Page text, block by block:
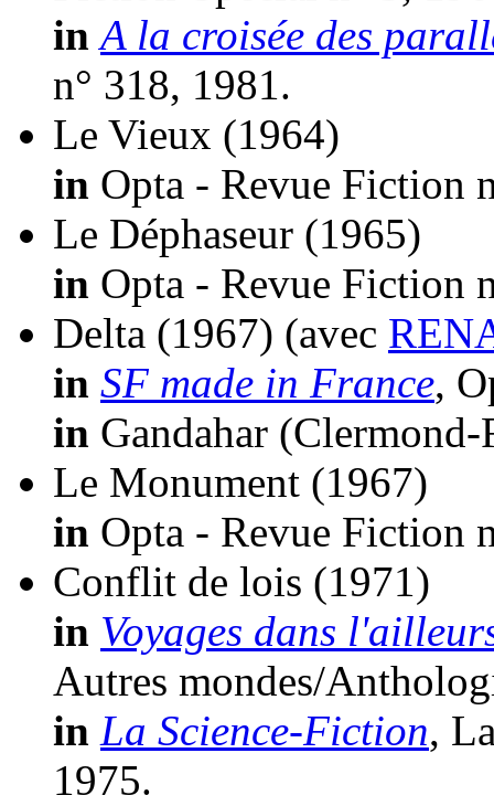
in A la croisée des
n° 318, 1981.
Le Vieux (1964)
in Opta - Revue Fiction
Le Déphaseur (1965)
in Opta - Revue Fiction
Delta (1967) (avec
in SF made in France,
in Gandahar
Le Monument (1967)
in Opta - Revue Fiction
Conflit de lois (1971)
in Voyages dans
Autres mondes/
in La Science-Fiction,
1975.